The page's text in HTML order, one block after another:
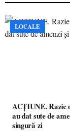
LOCALE
ACȚIUNE. Razie
au dat sute de
singură zi